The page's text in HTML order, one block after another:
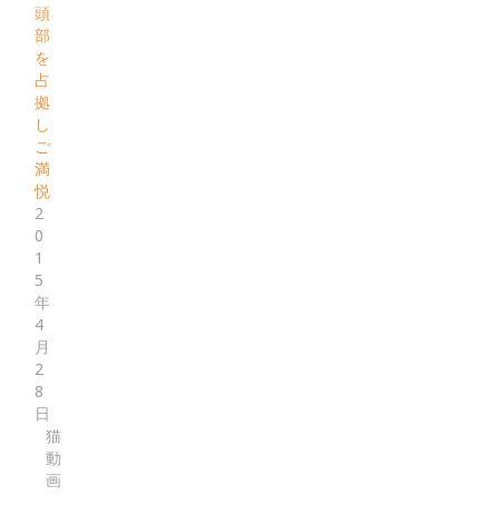
頭
部
を
占
拠
し
ご
満
悦
2
0
1
5
年
4
月
2
8
日
猫
動
画